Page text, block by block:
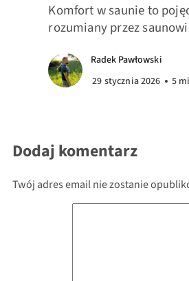
Komfort w saunie to
rozumiany przez
Radek Pawłowski
29 stycznia 2026
5
Dodaj komentarz
Twój adres email nie zostanie